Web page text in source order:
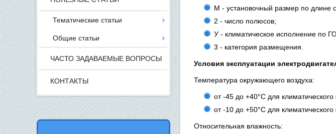
Тематические статьи
Общие статьи
ЧАСТО ЗАДАВАЕМЫЕ ВОПРОСЫ
КОНТАКТЫ
М - установочный размер по длине
2 - число полюсов;
У - климатическое исполнение по
3 - категория размещения.
Условия эксплуатации
Температура окружающего воздуха:
от -45 до +40°С для
от -10 до +50°С для климатического
Относительная влажность: